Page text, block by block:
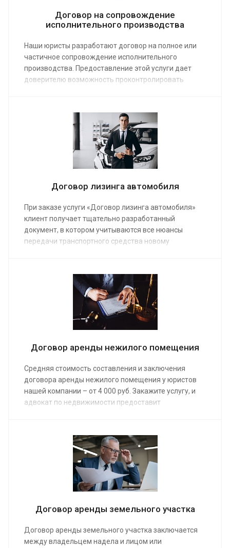
Договор на сопровождение
исполнительного производства
Наши юристы разработают договор на полное или
частичное сопровождение исполнительного
производства. Предоставление этой услуги дает
доверителю возможность проконтролировать
обойдется заказ полного пакета услуг можно будет
узнать после изучения нашим сотрудником всех
обстоятельств дела.
Договор лизинга автомобиля
При заказе услуги «Договор лизинга автомобиля»
клиент получает тщательно разработанный
документ, в котором учитываются все нюансы
передачи транспортного средства новому
основания для взыскания неосновательного
обогащения, расторгнут договор. Услуга
предоставляется по средней стоимости от 5 000 руб.
Договор аренды нежилого помещения
Средняя стоимость составления и заключения
договора аренды нежилого помещения у юристов
нашей компании – от 4 000 руб. Закажите услугу, и
адвокат по недвижимости предоставит
защитив ваши права. Наши специалисты имеют
большой опыт регулирования арендных отношений
и умеют решать самые сложные проблемы.
Договор аренды земельного участка
Договор аренды земельного участка заключается
между владельцем надела и лицом или